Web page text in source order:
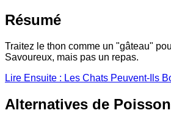
Résumé
Traitez le thon comme un "gâteau"
Savoureux, mais pas un repas.
Lire Ensuite : Les Chats Peuvent-Ils
Alternatives de